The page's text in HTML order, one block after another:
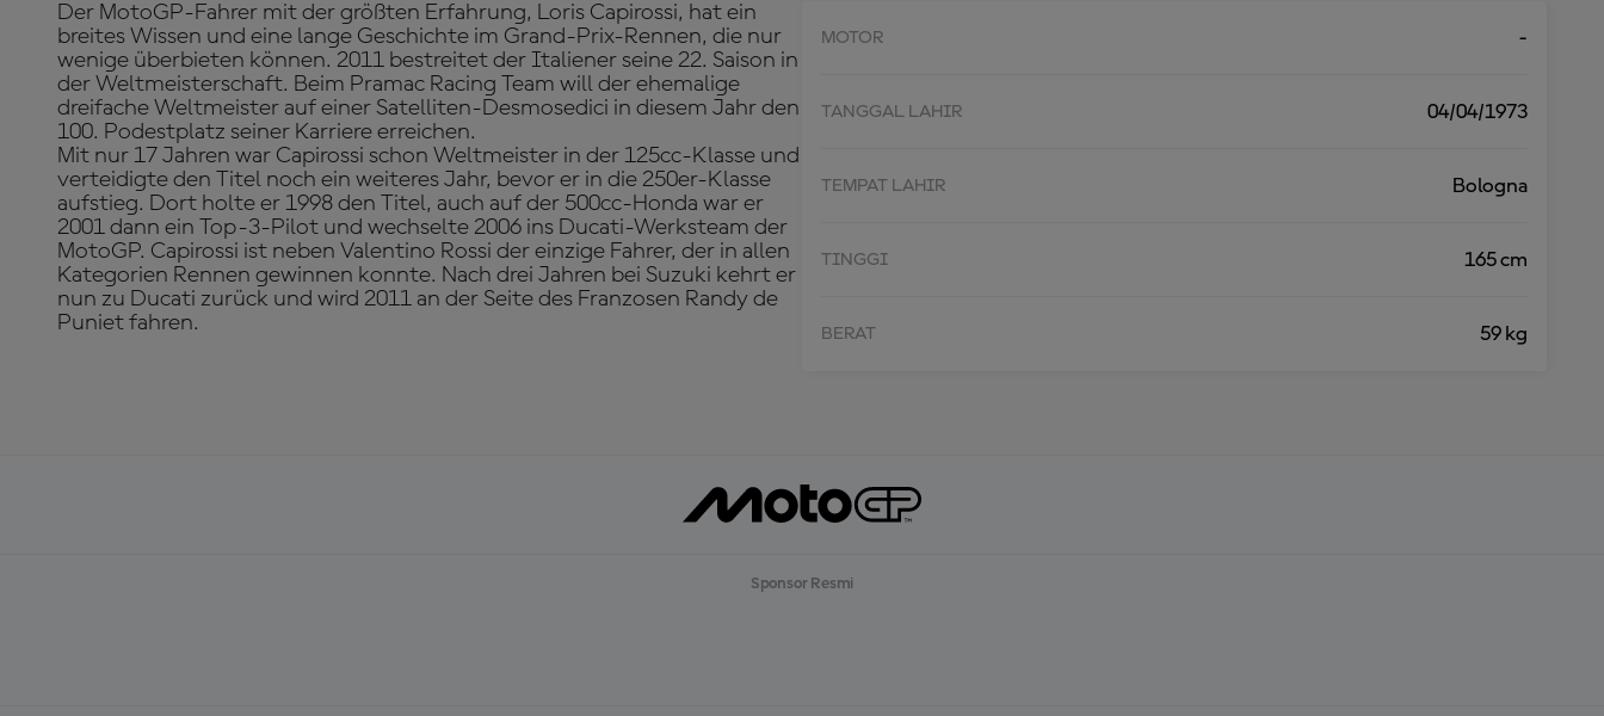
MOTOR -
TANGGAL LAHIR 04/04/1973
TEMPAT LAHIR Bologna
TINGGI 165 cm
BERAT 59 kg
Der MotoGP-Fahrer mit der größten Erfahrung, Loris Capirossi, hat ein
breites Wissen und eine lange Geschichte im Grand-Prix-Rennen, die nur
wenige überbieten können. 2011 bestreitet der Italiener seine 22. Saison in
der Weltmeisterschaft. Beim Pramac Racing Team will der ehemalige
dreifache Weltmeister auf einer Satelliten-Desmosedici in diesem Jahr den
100. Podestplatz seiner Karriere erreichen.
Mit nur 17 Jahren war Capirossi schon Weltmeister in der 125cc-Klasse und
verteidigte den Titel noch ein weiteres Jahr, bevor er in die 250er-Klasse
aufstieg. Dort holte er 1998 den Titel, auch auf der 500cc-Honda war er
2001 dann ein Top-3-Pilot und wechselte 2006 ins Ducati-Werksteam der
MotoGP. Capirossi ist neben Valentino Rossi der einzige Fahrer, der in allen
Kategorien Rennen gewinnen konnte. Nach drei Jahren bei Suzuki kehrt er
nun zu Ducati zurück und wird 2011 an der Seite des Franzosen Randy de
Puniet fahren.
Sponsor Resmi